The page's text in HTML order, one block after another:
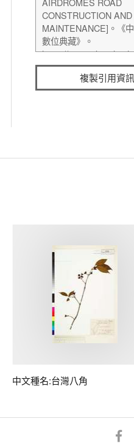
複製引用資訊
中文種名:台灣八角